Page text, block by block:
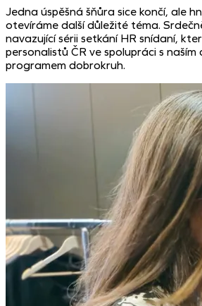
Jedna úspěšná šňůra sice končí, ale
otevíráme další důležité téma.
navazující sérii setkání HR snídaní,
personalistů ČR ve spolupráci s naším
programem dobrokruh.